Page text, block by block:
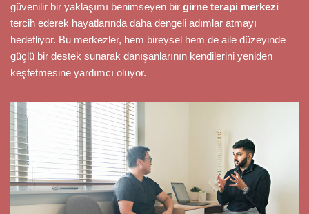
güvenilir bir yaklaşımı benimseyen bir girne terapi merkezi
tercih ederek hayatlarında daha dengeli adımlar atmayı
hedefliyor. Bu merkezler, hem bireysel hem de aile düzeyinde
güçlü bir destek sunarak danışanlarının kendilerini yeniden
keşfetmesine yardımcı oluyor.